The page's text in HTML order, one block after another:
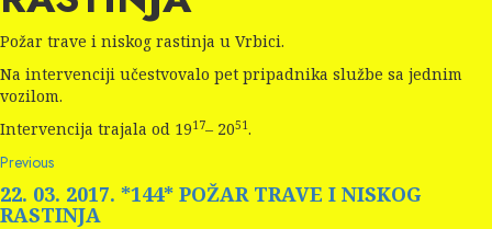
Požar trave i niskog rastinja u Vrbici.
Na intervenciji učestvovalo pet pripadnika službe sa jednim
vozilom.
Intervencija trajala od 1917– 2051.
Continue
Reading
PreviousPrevious
post:
22. 03. 2017. *144* POŽAR TRAVE I NISKOG
RASTINJA